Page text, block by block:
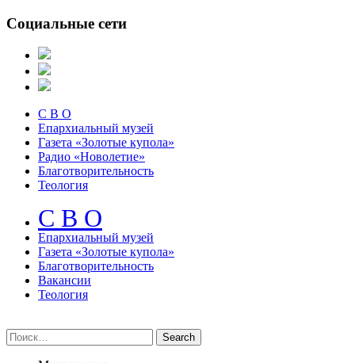
Социальные сети
С В О
Епархиальный музей
Газета «Золотые купола»
Радио «Новолетие»
Благотворительность
Теология
С В О
Епархиальный музeй
Газета «Золотые купола»
Благотворительность
Вакансии
Теология